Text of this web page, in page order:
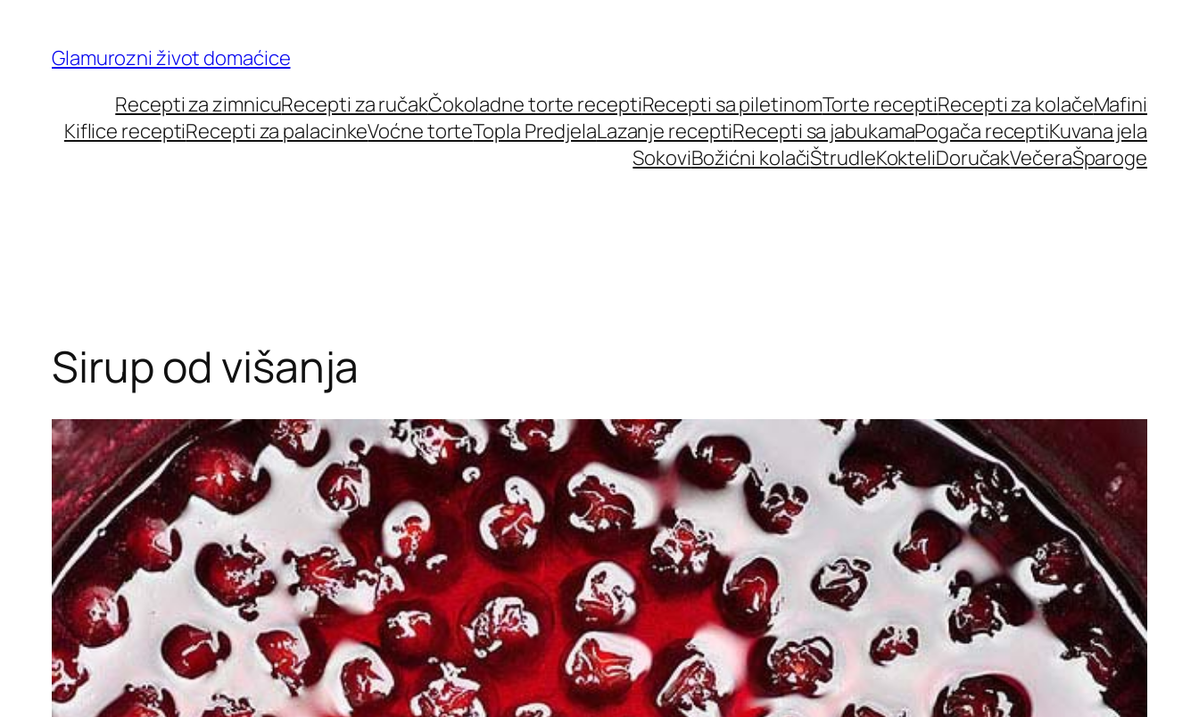
content
Glamurozni život domaćice
Recepti za zimnicuRecepti za ručakČokoladne torte receptiRecepti sa piletinomTorte receptiRecepti za kolačeMafini
Kiflice receptiRecepti za palacinkeVoćne torteTopla PredjelaLazanje receptiRecepti sa jabukamaPogača receptiKuvana jela
SokoviBožićni kolačiŠtrudleKokteliDoručakVečeraŠparoge
Sirup od višanja